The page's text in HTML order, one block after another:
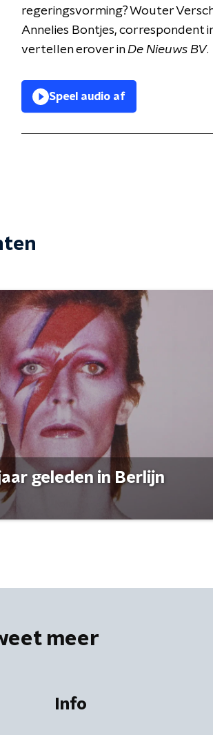
regeringsvorming? Wouter
Annelies Bontjes, correspondent
vertellen erover inDe Nieuws BV.
Speel audio af
geleden in Berlijn
meer
Info